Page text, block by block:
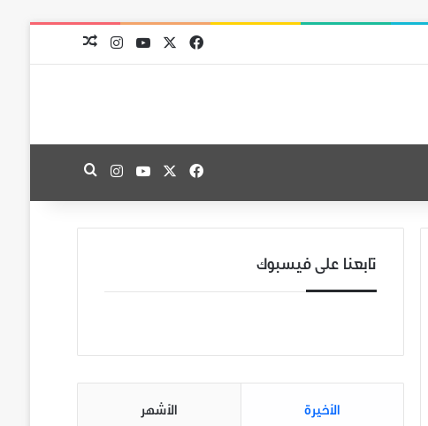
فيسبوك
‫X
‫YouTubeانستقراممقال عشوائي
فيسبوك
‫X
‫YouTubeانستقرامبحث عن
تابعنا على فيسبوك
الأخيرة الأشهر